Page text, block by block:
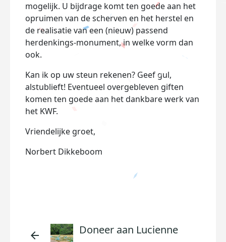
mogelijk. U bijdrage komt ten goede aan het
opruimen van de scherven en het herstel en
de realisatie van een (nieuw) passend
herdenkings-monument, in welke vorm dan
ook.
Kan ik op uw steun rekenen? Geef gul,
alstublieft! Eventueel overgebleven giften
komen ten goede aan het dankbare werk van
het KWF.
Vriendelijke groet,
Norbert Dikkeboom
arrow_back Doneer aan Lucienne